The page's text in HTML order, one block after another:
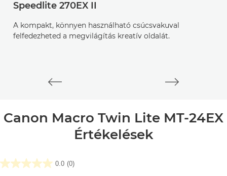
Speedlite 270EX II
A kompakt, könnyen használható csúcsvakuval
felfedezheted a megvilágítás kreatív oldalát.
Canon Macro Twin Lite MT-24EX
Értékelések
0.0 (0)
0.0